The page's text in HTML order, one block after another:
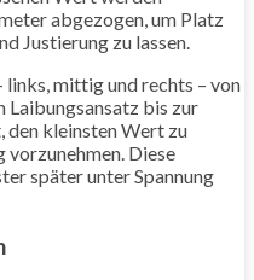
abgezogen, um Platz
Justierung zu lassen.
links, mittig und rechts – von
Laibungsansatz bis zur
den kleinsten Wert zu
vorzunehmen. Diese
später unter Spannung